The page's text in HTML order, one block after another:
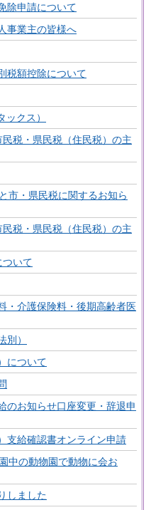
除申請について
事業主の皆様へ
税額控除について
クス）
税・県民税（住民税）の主
市・県民税に関するお知ら
税・県民税（住民税）の主
いて
・介護保険料・後期高齢者医
別）
について
のお知らせ口座変更・辞退申
支給確認書オンライン申請
中の動物園で動物に会お
しました